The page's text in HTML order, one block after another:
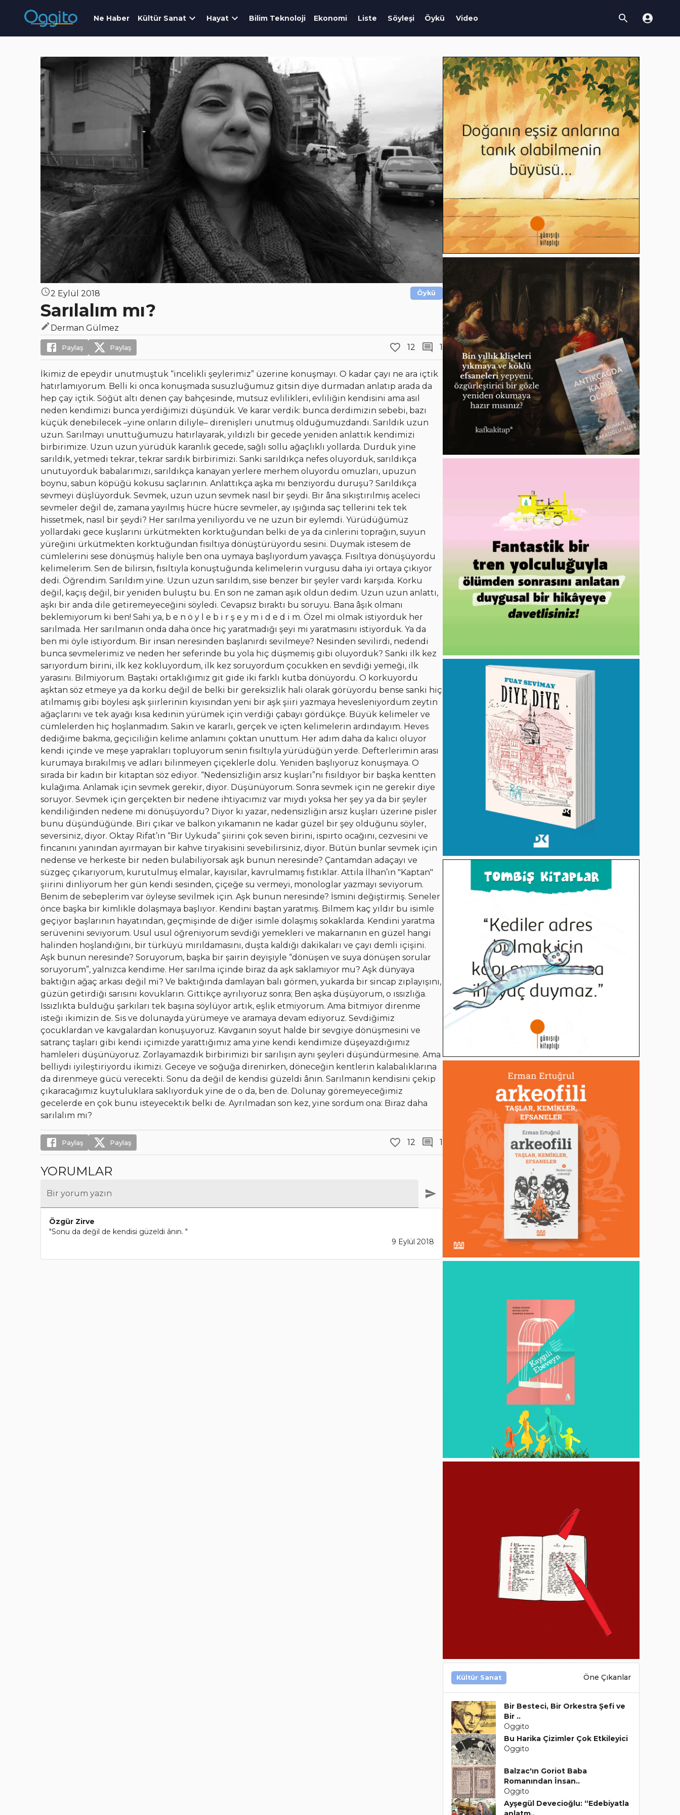
Ne Haber Kültür Sanat Hayat Bilim Teknoloji Ekonomi Liste Söyleşi Öykü Video
2 Eylül 2018 Öykü
Sarılalım mı?
Derman Gülmez
Paylaş Paylaş 12 1
İkimiz de epeydir unutmuştuk “incelikli şeylerimiz” üzerine konuşmayı. O kadar çayı ne ara içtik
hatırlamıyorum. Belli ki onca konuşmada susuzluğumuz gitsin diye durmadan anlatıp arada da
hep çay içtik. Söğüt altı denen çay bahçesinde, mutsuz evlilikleri, evliliğin kendisini ama asıl
neden kendimizi bunca yerdiğimizi düşündük. Ve karar verdik: bunca derdimizin sebebi, bazı
küçük denebilecek –yine onların diliyle– direnişleri unutmuş olduğumuzdandı. Sarıldık uzun
uzun. Sarılmayı unuttuğumuzu hatırlayarak, yıldızlı bir gecede yeniden anlattık kendimizi
birbirimize. Uzun uzun yürüdük karanlık gecede, sağlı sollu ağaçlıklı yollarda. Durduk yine
sarıldık, yetmedi tekrar, tekrar sardık birbirimizi. Sanki sarıldıkça nefes oluyorduk, sarıldıkça
unutuyorduk babalarımızı, sarıldıkça kanayan yerlere merhem oluyordu omuzları, upuzun
boynu, sabun köpüğü kokusu saçlarının. Anlattıkça aşka mı benziyordu duruşu? Sarıldıkça
sevmeyi düşlüyorduk. Sevmek, uzun uzun sevmek nasıl bir şeydi. Bir âna sıkıştırılmış aceleci
sevmeler değil de, zamana yayılmış hücre hücre sevmeler, ay ışığında saç tellerini tek tek
hissetmek, nasıl bir şeydi? Her sarılma yeniliyordu ve ne uzun bir eylemdi. Yürüdüğümüz
yollardaki gece kuşlarını ürkütmekten korktuğundan belki de ya da cinlerini toprağın, suyun
yüreğini ürkütmekten korktuğundan fısıltıya dönüştürüyordu sesini. Duymak istesem de
cümlelerini sese dönüşmüş haliyle ben ona uymaya başlıyordum yavaşça. Fısıltıya dönüşüyordu
kelimelerim. Sen de bilirsin, fısıltıyla konuştuğunda kelimelerin vurgusu daha iyi ortaya çıkıyor
dedi. Öğrendim. Sarıldım yine. Uzun uzun sarıldım, sise benzer bir şeyler vardı karşıda. Korku
değil, kaçış değil, bir yeniden buluştu bu. En son ne zaman aşık oldun dedim. Uzun uzun anlattı,
aşkı bir anda dile getiremeyeceğini söyledi. Cevapsız bıraktı bu soruyu. Bana âşık olmanı
beklemiyorum ki ben! Sahi ya, b e n ö y l e b i r ş e y m i d e d i m. Özel mi olmak istiyorduk her
sarılmada. Her sarılmanın onda daha önce hiç yaratmadığı şeyi mi yaratmasını istiyorduk. Ya da
ben mi öyle istiyordum. Bir insan neresinden başlanırdı sevilmeye? Nesinden sevilirdi, nedendi
bunca sevmelerimiz ve neden her seferinde bu yola hiç düşmemiş gibi oluyorduk? Sanki ilk kez
sarıyordum birini, ilk kez kokluyordum, ilk kez soruyordum çocukken en sevdiği yemeği, ilk
yarasını. Bilmiyorum. Baştaki ortaklığımız git gide iki farklı kutba dönüyordu. O korkuyordu
aşktan söz etmeye ya da korku değil de belki bir gereksizlik hali olarak görüyordu bense sanki hiç
atılmamış gibi böylesi aşk şiirlerinin kıyısından yeni bir aşk şiiri yazmaya hevesleniyordum zeytin
ağaçlarını ve tek ayağı kısa kedinin yürümek için verdiği çabayı gördükçe. Büyük kelimeler ve
cümlelerden hiç hoşlanmadım. Sakin ve kararlı, gerçek ve içten kelimelerin ardındayım. Heves
dediğime bakma, geçiciliğin kelime anlamını çoktan unuttum. Her adım daha da kalıcı oluyor
kendi içinde ve meşe yaprakları topluyorum senin fısıltıyla yürüdüğün yerde. Defterlerimin arası
kurumaya bırakılmış ve adları bilinmeyen çiçeklerle dolu. Yeniden başlıyoruz konuşmaya. O
sırada bir kadın bir kitaptan söz ediyor. “Nedensizliğin arsız kuşları”nı fısıldıyor bir başka kentten
kulağıma. Anlamak için sevmek gerekir, diyor. Düşünüyorum. Sonra sevmek için ne gerekir diye
soruyor. Sevmek için gerçekten bir nedene ihtiyacımız var mıydı yoksa her şey ya da bir şeyler
kendiliğinden nedene mi dönüşüyordu? Diyor ki yazar, nedensizliğin arsız kuşları üzerine pisler
bunu düşündüğünde. Biri çıkar ve balkon yıkamanın ne kadar güzel bir şey olduğunu söyler,
seversiniz, diyor. Oktay Rifat’ın “Bir Uykuda” şiirini çok seven birini, ispirto ocağını, cezvesini ve
fincanını yanından ayırmayan bir kahve tiryakisini sevebilirsiniz, diyor. Bütün bunlar sevmek için
nedense ve herkeste bir neden bulabiliyorsak aşk bunun neresinde? Çantamdan adaçayı ve
süzgeç çıkarıyorum, kurutulmuş elmalar, kayısılar, kavrulmamış fıstıklar. Attila İlhan’ın "Kaptan"
şiirini dinliyorum her gün kendi sesinden, çiçeğe su vermeyi, monologlar yazmayı seviyorum.
Benim de sebeplerim var öyleyse sevilmek için. Aşk bunun neresinde? İsmini değiştirmiş. Seneler
önce başka bir kimlikle dolaşmaya başlıyor. Kendini baştan yaratmış. Bilmem kaç yıldır bu isimle
geçiyor başlarının hayatından, geçmişinde de diğer isimle dolaşmış sokaklarda. Kendini yaratma
serüvenini seviyorum. Usul usul öğreniyorum sevdiği yemekleri ve makarnanın en güzel hangi
halinden hoşlandığını, bir türküyü mırıldamasını, duşta kaldığı dakikaları ve çayı demli içişini.
Aşk bunun neresinde? Soruyorum, başka bir şairin deyişiyle “dönüşen ve suya dönüşen sorular
soruyorum”, yalnızca kendime. Her sarılma içinde biraz da aşk saklamıyor mu? Aşk dünyaya
baktığın ağaç arkası değil mi? Ve baktığında damlayan balı görmen, yukarda bir sincap zıplayışını,
güzün getirdiği sarısını kovukların. Gittikçe ayrılıyoruz sonra; Ben aşka düşüyorum, o ıssızlığa.
Issızlıkta bulduğu şarkıları tek başına söylüyor artık, eşlik etmiyorum. Ama bitmiyor direnme
isteği ikimizin de. Sis ve dolunayda yürümeye ve aramaya devam ediyoruz. Sevdiğimiz
çocuklardan ve kavgalardan konuşuyoruz. Kavganın soyut halde bir sevgiye dönüşmesini ve
satranç taşları gibi kendi içimizde yarattığımız ama yine kendi kendimize düşeyazdığımız
hamleleri düşünüyoruz. Zorlayamazdık birbirimizi bir sarılışın aynı şeyleri düşündürmesine. Ama
belliydi iyileştiriyordu ikimizi. Geceye ve soğuğa direnirken, döneceğin kentlerin kalabalıklarına
da direnmeye gücü verecekti. Sonu da değil de kendisi güzeldi ânın. Sarılmanın kendisini çekip
çıkaracağımız kuytuluklara saklıyorduk yine de o da, ben de. Dolunay göremeyeceğimiz
gecelerde en çok bunu isteyecektik belki de. Ayrılmadan son kez, yine sordum ona: Biraz daha
sarılalım mı?
Paylaş Paylaş 12 1
YORUMLAR
Bir yorum yazın
Özgür Zirve
"Sonu da değil de kendisi güzeldi ânın. "
9 Eylül 2018
Kültür Sanat Öne Çıkanlar
Bir Besteci, Bir Orkestra Şefi ve
Bir ..
Oggito
Bu Harika Çizimler Çok Etkileyici
Oggito
Balzac'ın Goriot Baba
Romanından İnsan..
Oggito
Ayşegül Devecioğlu: “Edebiyatla